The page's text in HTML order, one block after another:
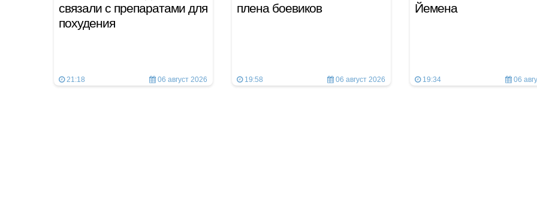
связали с препаратами для
похудения
21:18 06 август 2026
плена боевиков
19:58 06 август 2026
Йемена
19:34 06